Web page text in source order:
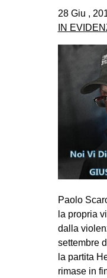
28 Giu ,
IN
Paolo
la propria
dalla
settembre
la partita
rimase in